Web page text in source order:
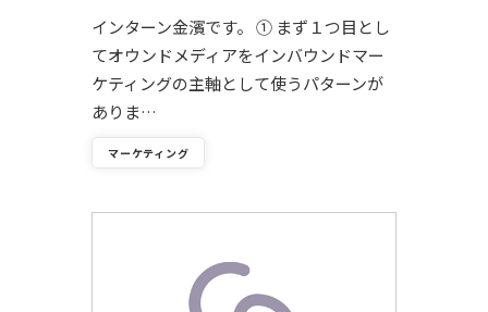
インターン金濱です。 ① まず１つ目とし
てオウンドメディアをインバウンドマー
ケティングの主軸として使うパターンが
ありま…
マーケティング